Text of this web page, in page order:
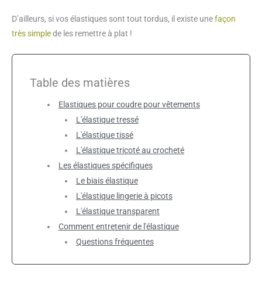
D’ailleurs, si vos élastiques sont tout tordus, il existe unefaçon
très simplede les remettre à plat !
Table des matières
Elastiques pour coudre pour vêtements
L'élastique tressé
L'élastique tissé
L'élastique tricoté au crocheté
Les élastiques spécifiques
Le biais élastique
L'élastique lingerie à picots
L'élastique transparent
Comment entretenir de l'élastique
Questions fréquentes